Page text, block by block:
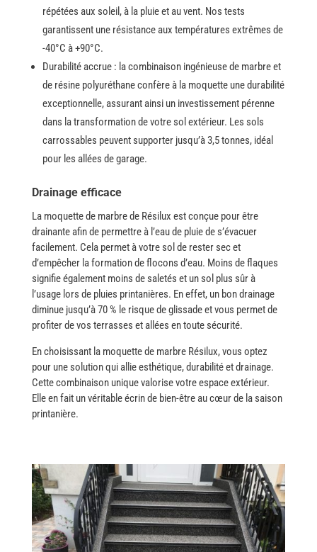
répétées aux soleil, à la pluie et au vent. Nos tests
garantissent une résistance aux températures extrêmes de
-40°C à +90°C.
Durabilité accrue : la combinaison ingénieuse de marbre et
de résine polyuréthane confère à la moquette une durabilité
exceptionnelle, assurant ainsi un investissement pérenne
dans la transformation de votre sol extérieur. Les sols
carrossables peuvent supporter jusqu’à 3,5 tonnes, idéal
pour les allées de garage.
Drainage efficace
La​‍​‌‍​‍‌ moquette de marbre de Résilux est conçue pour être
drainante afin de permettre à l’eau de pluie de s’évacuer
facilement. Cela permet à votre sol de rester sec et
d’empêcher la formation de flocons d’eau. Moins de flaques
signifie également moins de saletés et un sol plus sûr à
l’usage lors de pluies printanières. En effet, un bon drainage
diminue jusqu’à 70 % le risque de glissade et vous permet de
profiter de vos terrasses et allées en toute sécurité.
En choisissant la moquette de marbre Résilux, vous optez
pour une solution qui allie esthétique, durabilité et drainage.
Cette combinaison unique valorise votre espace extérieur.
Elle en fait un véritable écrin de bien-être au cœur de la saison
printanière.